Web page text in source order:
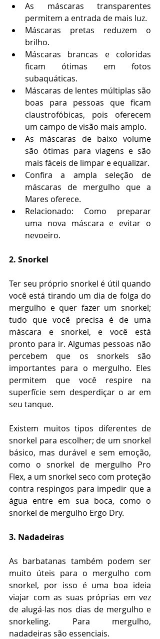
As máscaras transparentes
permitem a entrada de mais luz.
Máscaras pretas reduzem o
brilho.
Máscaras brancas e coloridas
ficam ótimas em fotos
subaquáticas.
Máscaras de lentes múltiplas são
boas para pessoas que ficam
claustrofóbicas, pois oferecem
um campo de visão mais amplo.
As máscaras de baixo volume
são ótimas para viagens e são
mais fáceis de limpar e equalizar.
Confira a ampla seleção de
máscaras de mergulho que a
Mares oferece.
Relacionado: Como preparar
uma nova máscara e evitar o
nevoeiro.
2. Snorkel
Ter seu próprio snorkel é útil quando
você está tirando um dia de folga do
mergulho e quer fazer um snorkel;
tudo que você precisa é de uma
máscara e snorkel, e você está
pronto para ir. Algumas pessoas não
percebem que os snorkels são
importantes para o mergulho. Eles
permitem que você respire na
superfície sem desperdiçar o ar em
seu tanque.
Existem muitos tipos diferentes de
snorkel para escolher; de um snorkel
básico, mas durável e sem emoção,
como o snorkel de mergulho Pro
Flex, a um snorkel seco com proteção
contra respingos para impedir que a
água entre em sua boca, como o
snorkel de mergulho Ergo Dry.
3. Nadadeiras
As barbatanas também podem ser
muito úteis para o mergulho com
snorkel, por isso é uma boa ideia
viajar com as suas próprias em vez
de alugá-las nos dias de mergulho e
snorkeling. Para mergulho,
nadadeiras são essenciais.